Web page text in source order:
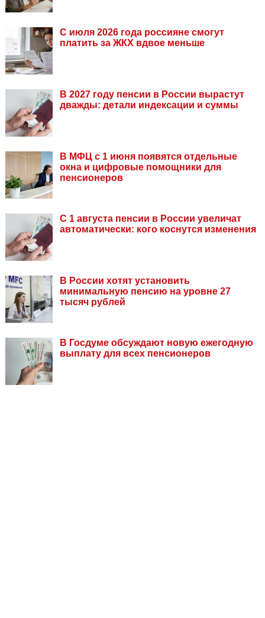
С июля 2026 года россияне смогут
платить за ЖКХ вдвое меньше
В 2027 году пенсии в России вырастут
дважды: детали индексации и суммы
В МФЦ с 1 июня появятся отдельные
окна и цифровые помощники для
пенсионеров
С 1 августа пенсии в России увеличат
автоматически: кого коснутся изменения
В России хотят установить
минимальную пенсию на уровне 27
тысяч рублей
В Госдуме обсуждают новую ежегодную
выплату для всех пенсионеров